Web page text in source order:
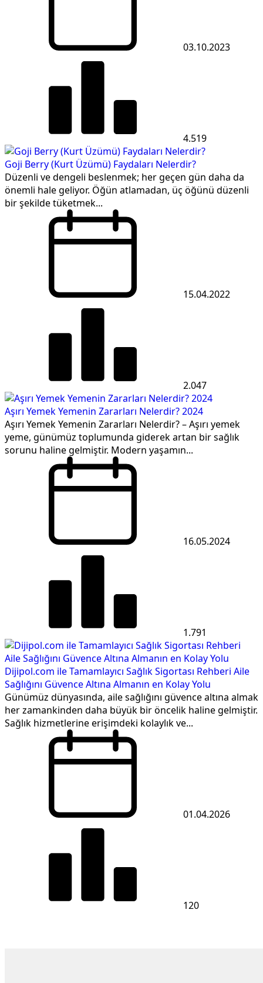
03.10.2023
4.519
Goji Berry (Kurt Üzümü) Faydaları Nelerdir?
Düzenli ve dengeli beslenmek; her geçen gün daha da
önemli hale geliyor. Öğün atlamadan, üç öğünü düzenli
bir şekilde tüketmek...
15.04.2022
2.047
Aşırı Yemek Yemenin Zararları Nelerdir? 2024
Aşırı Yemek Yemenin Zararları Nelerdir? – Aşırı yemek
yeme, günümüz toplumunda giderek artan bir sağlık
sorunu haline gelmiştir. Modern yaşamın...
16.05.2024
1.791
Dijipol.com ile Tamamlayıcı Sağlık Sigortası Rehberi Aile
Sağlığını Güvence Altına Almanın en Kolay Yolu
Günümüz dünyasında, aile sağlığını güvence altına almak
her zamankinden daha büyük bir öncelik haline gelmiştir.
Sağlık hizmetlerine erişimdeki kolaylık ve...
01.04.2026
120